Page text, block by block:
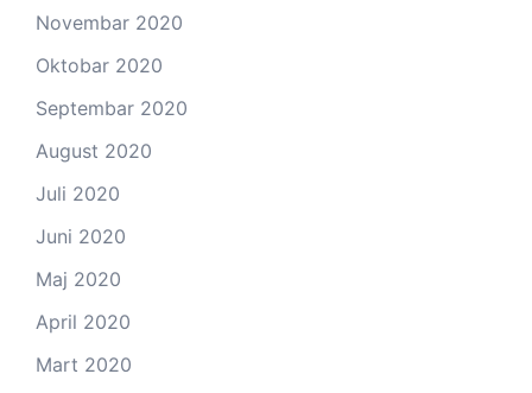
Novembar 2020
Oktobar 2020
Septembar 2020
August 2020
Juli 2020
Juni 2020
Maj 2020
April 2020
Mart 2020